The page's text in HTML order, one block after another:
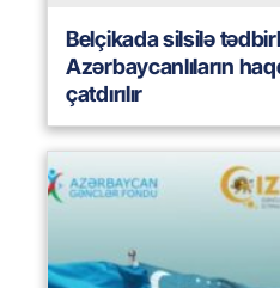
Belçikada silsilə
Azərbaycanlıların
çatdırılır